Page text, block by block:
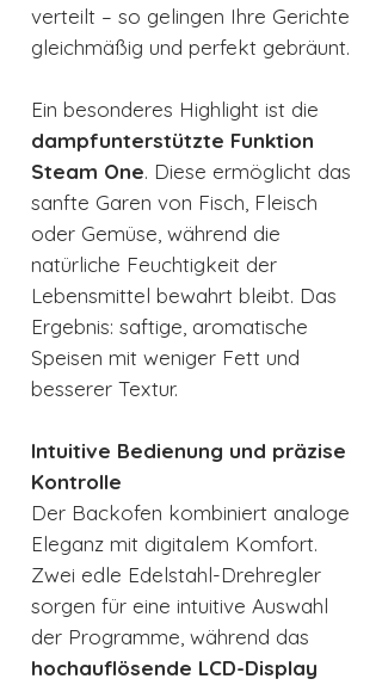
verteilt – so gelingen Ihre Gerichte
gleichmäßig und perfekt gebräunt.
Ein besonderes Highlight ist die
dampfunterstützte Funktion
Steam One. Diese ermöglicht das
sanfte Garen von Fisch, Fleisch
oder Gemüse, während die
natürliche Feuchtigkeit der
Lebensmittel bewahrt bleibt. Das
Ergebnis: saftige, aromatische
Speisen mit weniger Fett und
besserer Textur.
Intuitive Bedienung und präzise
Kontrolle
Der Backofen kombiniert analoge
Eleganz mit digitalem Komfort.
Zwei edle Edelstahl-Drehregler
sorgen für eine intuitive Auswahl
der Programme, während das
hochauflösende LCD-Display